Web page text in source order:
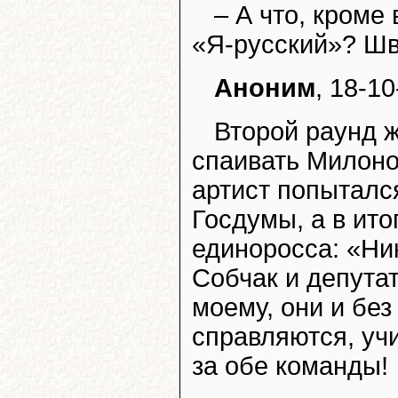
– А что, кроме
«Я-русский»?
Аноним, 18-
Второй раунд
спаивать
артист
Госдумы, а в
единоросса:
Собчак и
моему, они и
справляются,
за обе команды!